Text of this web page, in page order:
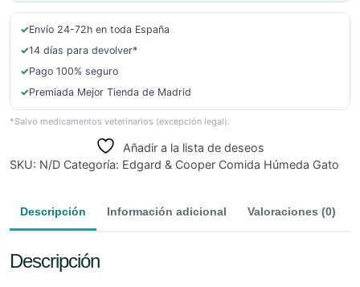
y
Pollo
de
Corral
Salsa
Lata
✓Envío 24-72h en toda España
✓14 días para devolver*
✓Pago 100% seguro
✓Premiada Mejor Tienda de Madrid
*Salvo medicamentos veterinarios (excepción legal).
Añadir a la lista de deseos
SKU: N/D Categoría: Edgard & Cooper Comida Húmeda Gato
Descripción Información adicional Valoraciones (0)
Descripción